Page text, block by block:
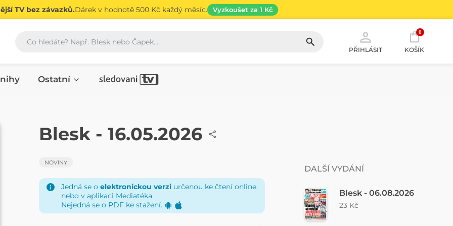
TV bez závazků.Dárek v hodnotě 500 Kč každý měsíc. Vyzkoušet za 1 Kč
Vyhledávání
PŘIHLÁSIT
0
KOŠÍK
Ostatní
NOVINY
Blesk - 16.05.2026
NOVINY
Jedná se o elektronickou verzi určenou ke čtení online,
nebo v aplikaci Mediatéka.
Nejedná se o PDF ke stažení.
DALŠÍ VYDÁNÍ
Blesk - 06.08.2026
23 Kč